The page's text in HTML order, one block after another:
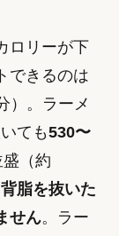
ロリーが下
できるのは
）。ラーメ
ても530〜
（約
脂を抜いた
せん。ラー